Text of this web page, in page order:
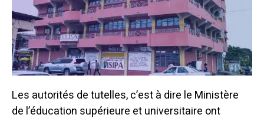
Les autorités de tutelles, c’est à dire le Ministère
de l’éducation supérieure et universitaire ont